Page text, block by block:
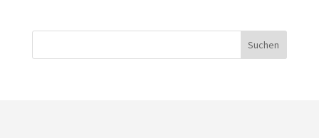
Suchen